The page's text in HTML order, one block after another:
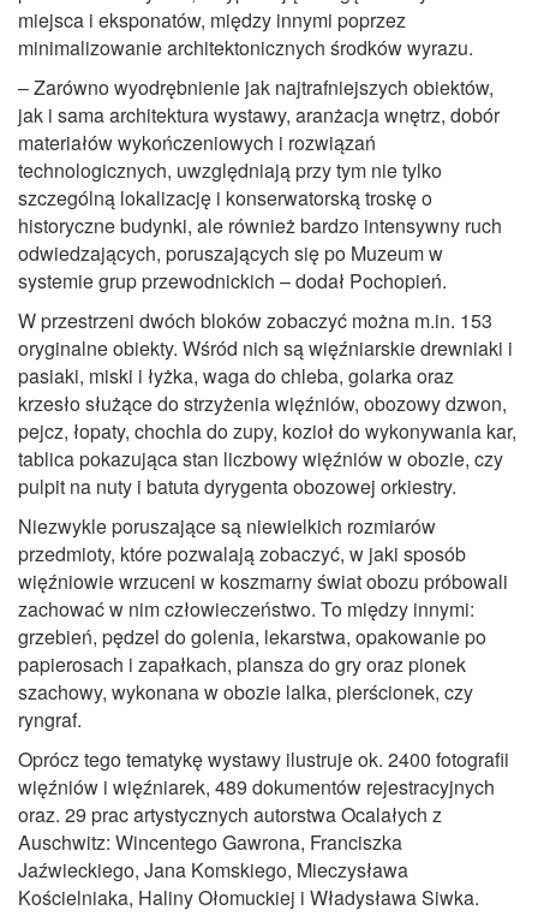
miejsca i eksponatów, między innymi poprzez
minimalizowanie architektonicznych środków wyrazu.
– Zarówno wyodrębnienie jak najtrafniejszych obiektów,
jak i sama architektura wystawy, aranżacja wnętrz, dobór
materiałów wykończeniowych i rozwiązań
technologicznych, uwzględniają przy tym nie tylko
szczególną lokalizację i konserwatorską troskę o
historyczne budynki, ale również bardzo intensywny ruch
odwiedzających, poruszających się po Muzeum w
systemie grup przewodnickich – dodał Pochopień.
W przestrzeni dwóch bloków zobaczyć można m.in. 153
oryginalne obiekty. Wśród nich są więźniarskie drewniaki i
pasiaki, miski i łyżka, waga do chleba, golarka oraz
krzesło służące do strzyżenia więźniów, obozowy dzwon,
pejcz, łopaty, chochla do zupy, kozioł do wykonywania kar,
tablica pokazująca stan liczbowy więźniów w obozie, czy
pulpit na nuty i batuta dyrygenta obozowej orkiestry.
Niezwykle poruszające są niewielkich rozmiarów
przedmioty, które pozwalają zobaczyć, w jaki sposób
więźniowie wrzuceni w koszmarny świat obozu próbowali
zachować w nim człowieczeństwo. To między innymi:
grzebień, pędzel do golenia, lekarstwa, opakowanie po
papierosach i zapałkach, plansza do gry oraz pionek
szachowy, wykonana w obozie lalka, pierścionek, czy
ryngraf.
Oprócz tego tematykę wystawy ilustruje ok. 2400 fotografii
więźniów i więźniarek, 489 dokumentów rejestracyjnych
oraz. 29 prac artystycznych autorstwa Ocalałych z
Auschwitz: Wincentego Gawrona, Franciszka
Jaźwieckiego, Jana Komskiego, Mieczysława
Kościelniaka, Haliny Ołomuckiej i Władysława Siwka.